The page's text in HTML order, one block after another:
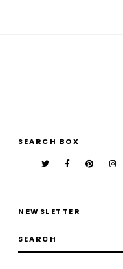
SEARCH BOX
NEWSLETTER